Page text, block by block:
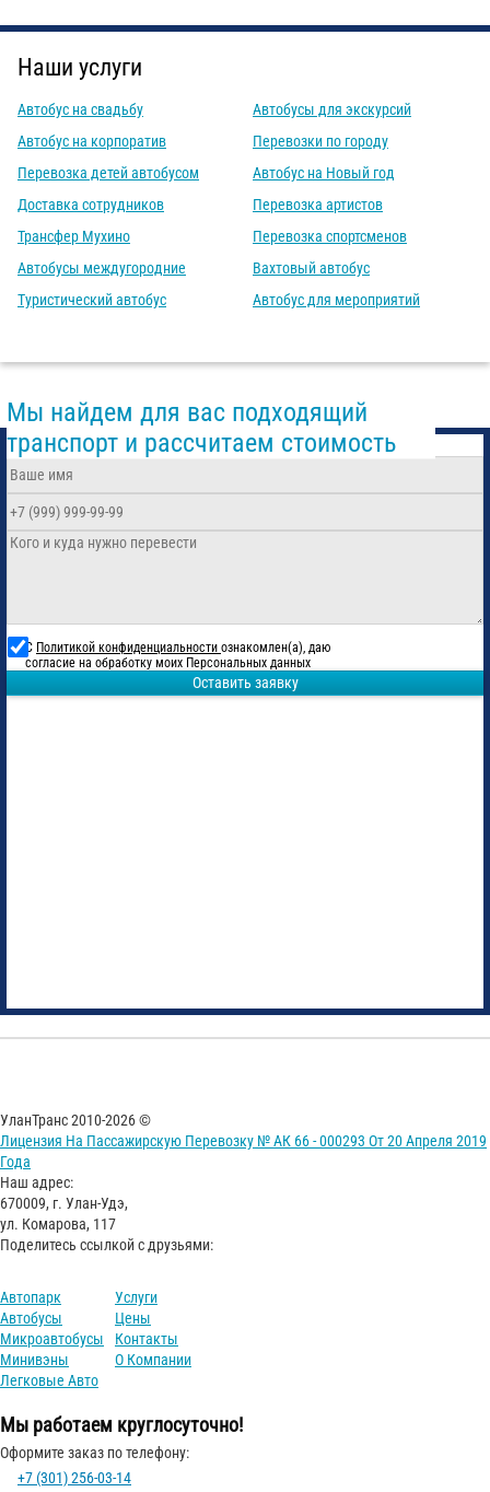
Наши услуги
Автобус на свадьбу
Автобус на корпоратив
Перевозка детей автобусом
Доставка сотрудников
Трансфер Мухино
Автобусы междугородние
Туристический автобус
Автобусы для экскурсий
Перевозки по городу
Автобус на Новый год
Перевозка артистов
Перевозка спортсменов
Вахтовый автобус
Автобус для мероприятий
Мы найдем для вас подходящий
транспорт и рассчитаем стоимость
С Политикой конфиденциальности ознакомлен(а), даю
согласие на обработку моих Персональных данных
Оставить заявку
УланТранс 2010-2026 ©
Лицензия На Пассажирскую Перевозку № АК 66 - 000293 От 20 Апреля 2019
Года
Наш адрес:
670009, г. Улан-Удэ,
ул. Комарова, 117
Поделитесь ссылкой с друзьями:
Автопарк
Автобусы
Микроавтобусы
Минивэны
Легковые Авто
Услуги
Цены
Контакты
О Компании
Мы работаем круглосуточно!
Оформите заказ по телефону:
+7 (301) 256-03-14